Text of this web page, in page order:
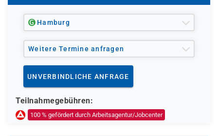
Deutsche Rentenversicherung
Europäischer Sozialfonds (ESF)
Weitere öffentliche oder private Kostenträger
Ob eine Förderung oder Kostenübernahme möglich ist,
individuellen Prüfung Ihrer persönlichen
Voraussetzungen und Förderfähigkeit.
Hamburg
Weitere Termine anfragen
UNVERBINDLICHE ANFRAGE
Teilnahmegebühren:
100 % gefördert durch Arbeitsagentur/Jobcenter